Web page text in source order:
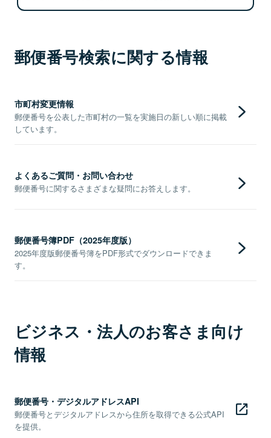
郵便番号検索に関する情報
市町村変更情報
郵便番号を公表した市町村の一覧を実施日の新しい順に掲載
しています。
よくあるご質問・お問い合わせ
郵便番号に関するさまざまな疑問にお答えします。
郵便番号簿PDF（2025年度版）
2025年度版郵便番号簿をPDF形式でダウンロードできま
す。
ビジネス・法人のお客さま向け
情報
郵便番号・デジタルアドレスAPI
郵便番号とデジタルアドレスから住所を取得できる公式API
を提供。